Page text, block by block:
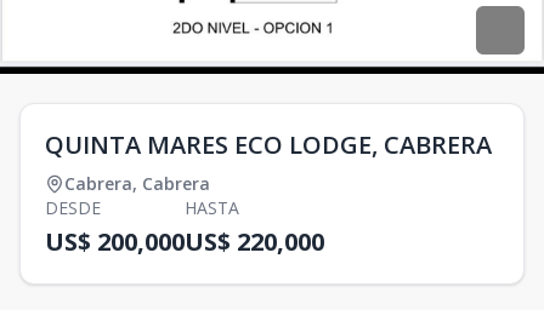
QUINTA MARES ECO LODGE, CABRERA
Cabrera, Cabrera
DESDE
US$ 200,000
HASTA
US$ 220,000